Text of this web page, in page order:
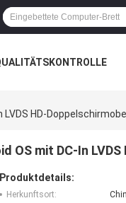
LVDS HD-
OS mit DC-In
Produktdetails:
Herkunftsort: